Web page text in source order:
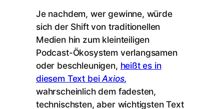
Je nachdem, wer gewinne, würde
sich der Shift von traditionellen
Medien hin zum kleinteiligen
Podcast-Ökosystem verlangsamen
oder beschleunigen, heißt es in
diesem Text beiAxios,
wahrscheinlich dem fadesten,
technischsten, aber wichtigsten Text